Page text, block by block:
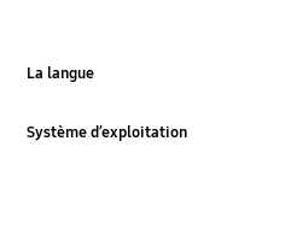
La langue
Système d’exploitation